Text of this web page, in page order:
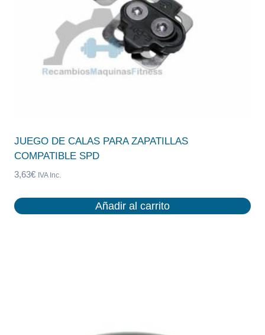
JUEGO DE CALAS PARA ZAPATILLAS
COMPATIBLE SPD
3,63€ IVA Inc.
Añadir al carrito